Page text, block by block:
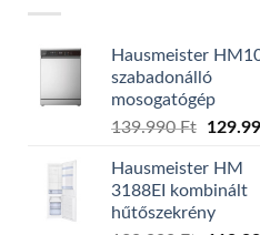
Hausmeister
szabadonálló
mosogatógép
139.990Ft
was:
Hausmeister HM
3188EI kombinált
hűtőszekrény